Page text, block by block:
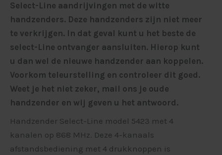
Select-Line aandrijvingen met de witte
handzenders. Deze handzenders zijn niet meer
te verkrijgen. In dat geval kunt u het beste de
select-Line ontvanger aansluiten. Hierop kunt
u dan wel de nieuwe handzender aan koppelen.
Voorkom teleurstelling en controleer dit goed.
Weet je het niet zeker, mail ons je oude
handzender en wij geven u het antwoord.
Handzender Select-Line model 5423 met 4
kanalen op 868 MHz. Deze 4-kanaals
afstandsbediening met 4 drukknoppen is